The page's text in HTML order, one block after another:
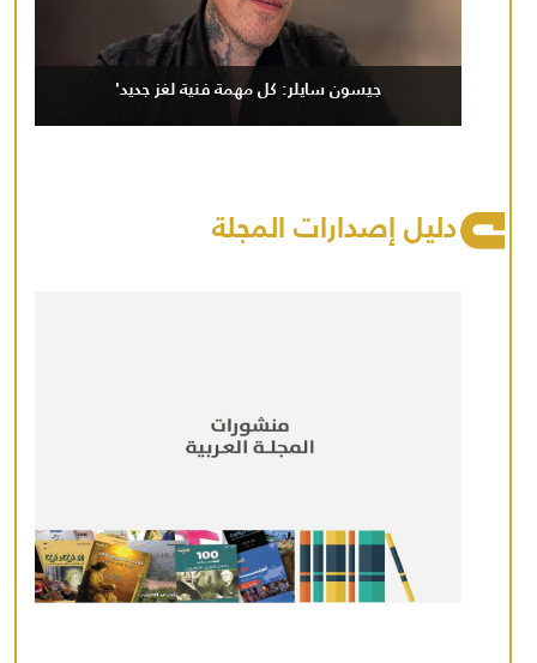
جيسون سايلر: كل مهمة فنية لغز جديد'
دليل إصدارات المجلة